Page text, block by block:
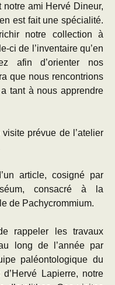
ami Hervé Dineur,
est fait une spécialité.
notre collection à
ci de l’inventaire qu’en
afin d’orienter nos
que nous rencontrions
tant à nous apprendre
prévue de l’atelier
article, cosigné par
consacré à la
de Pachycrommium.
rappeler les travaux
long de l’année par
paléontologique du
Lapierre, notre